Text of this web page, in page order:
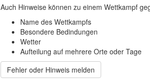
Auch Hinweise können zu einem Wettkampf
Name des Wettkampfs
Besondere Bedindungen
Wetter
Aufteilung auf mehrere Orte oder Tage
Fehler oder Hinweis melden